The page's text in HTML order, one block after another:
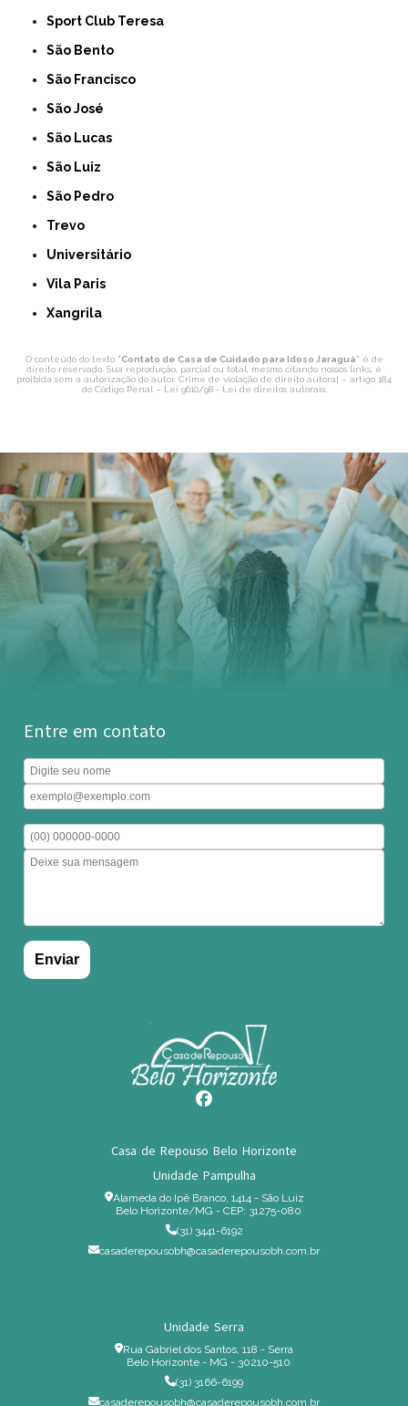
Sport Club Teresa
São Bento
São Francisco
São José
São Lucas
São Luiz
São Pedro
Trevo
Universitário
Vila Paris
Xangrila
O conteúdo do texto "Contato de Casa de Cuidado para Idoso Jaraguá" é de
direito reservado. Sua reprodução, parcial ou total, mesmo citando nossos links, é
proibida sem a autorização do autor. Crime de violação de direito autoral – artigo 184
do Código Penal – Lei 9610/98 - Lei de direitos autorais.
Entre em contato
Casa de Repouso Belo Horizonte
Unidade Pampulha
Alameda do Ipê Branco, 1414 - São Luiz
Belo Horizonte/MG - CEP: 31275-080
(31) 3441-6192
casaderepousobh@casaderepousobh.com.br
Unidade Serra
Rua Gabriel dos Santos, 118 - Serra
Belo Horizonte - MG - 30210-510
(31) 3166-6199
casaderepousobh@casaderepousobh.com.br